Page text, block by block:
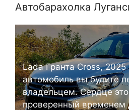
Автобарахолка
Lada Гранта Cross,
автомобиль вы будите
владельцем. Сердце
проверенный временем